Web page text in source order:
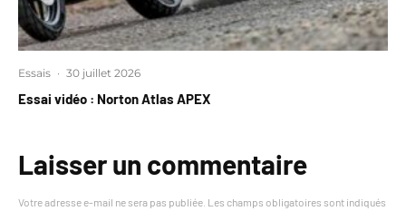
Essais · 30 juillet 2026
Essai vidéo : Norton Atlas APEX
Laisser un commentaire
Votre adresse e-mail ne sera pas publiée. Les champs obligatoires sont indiqués